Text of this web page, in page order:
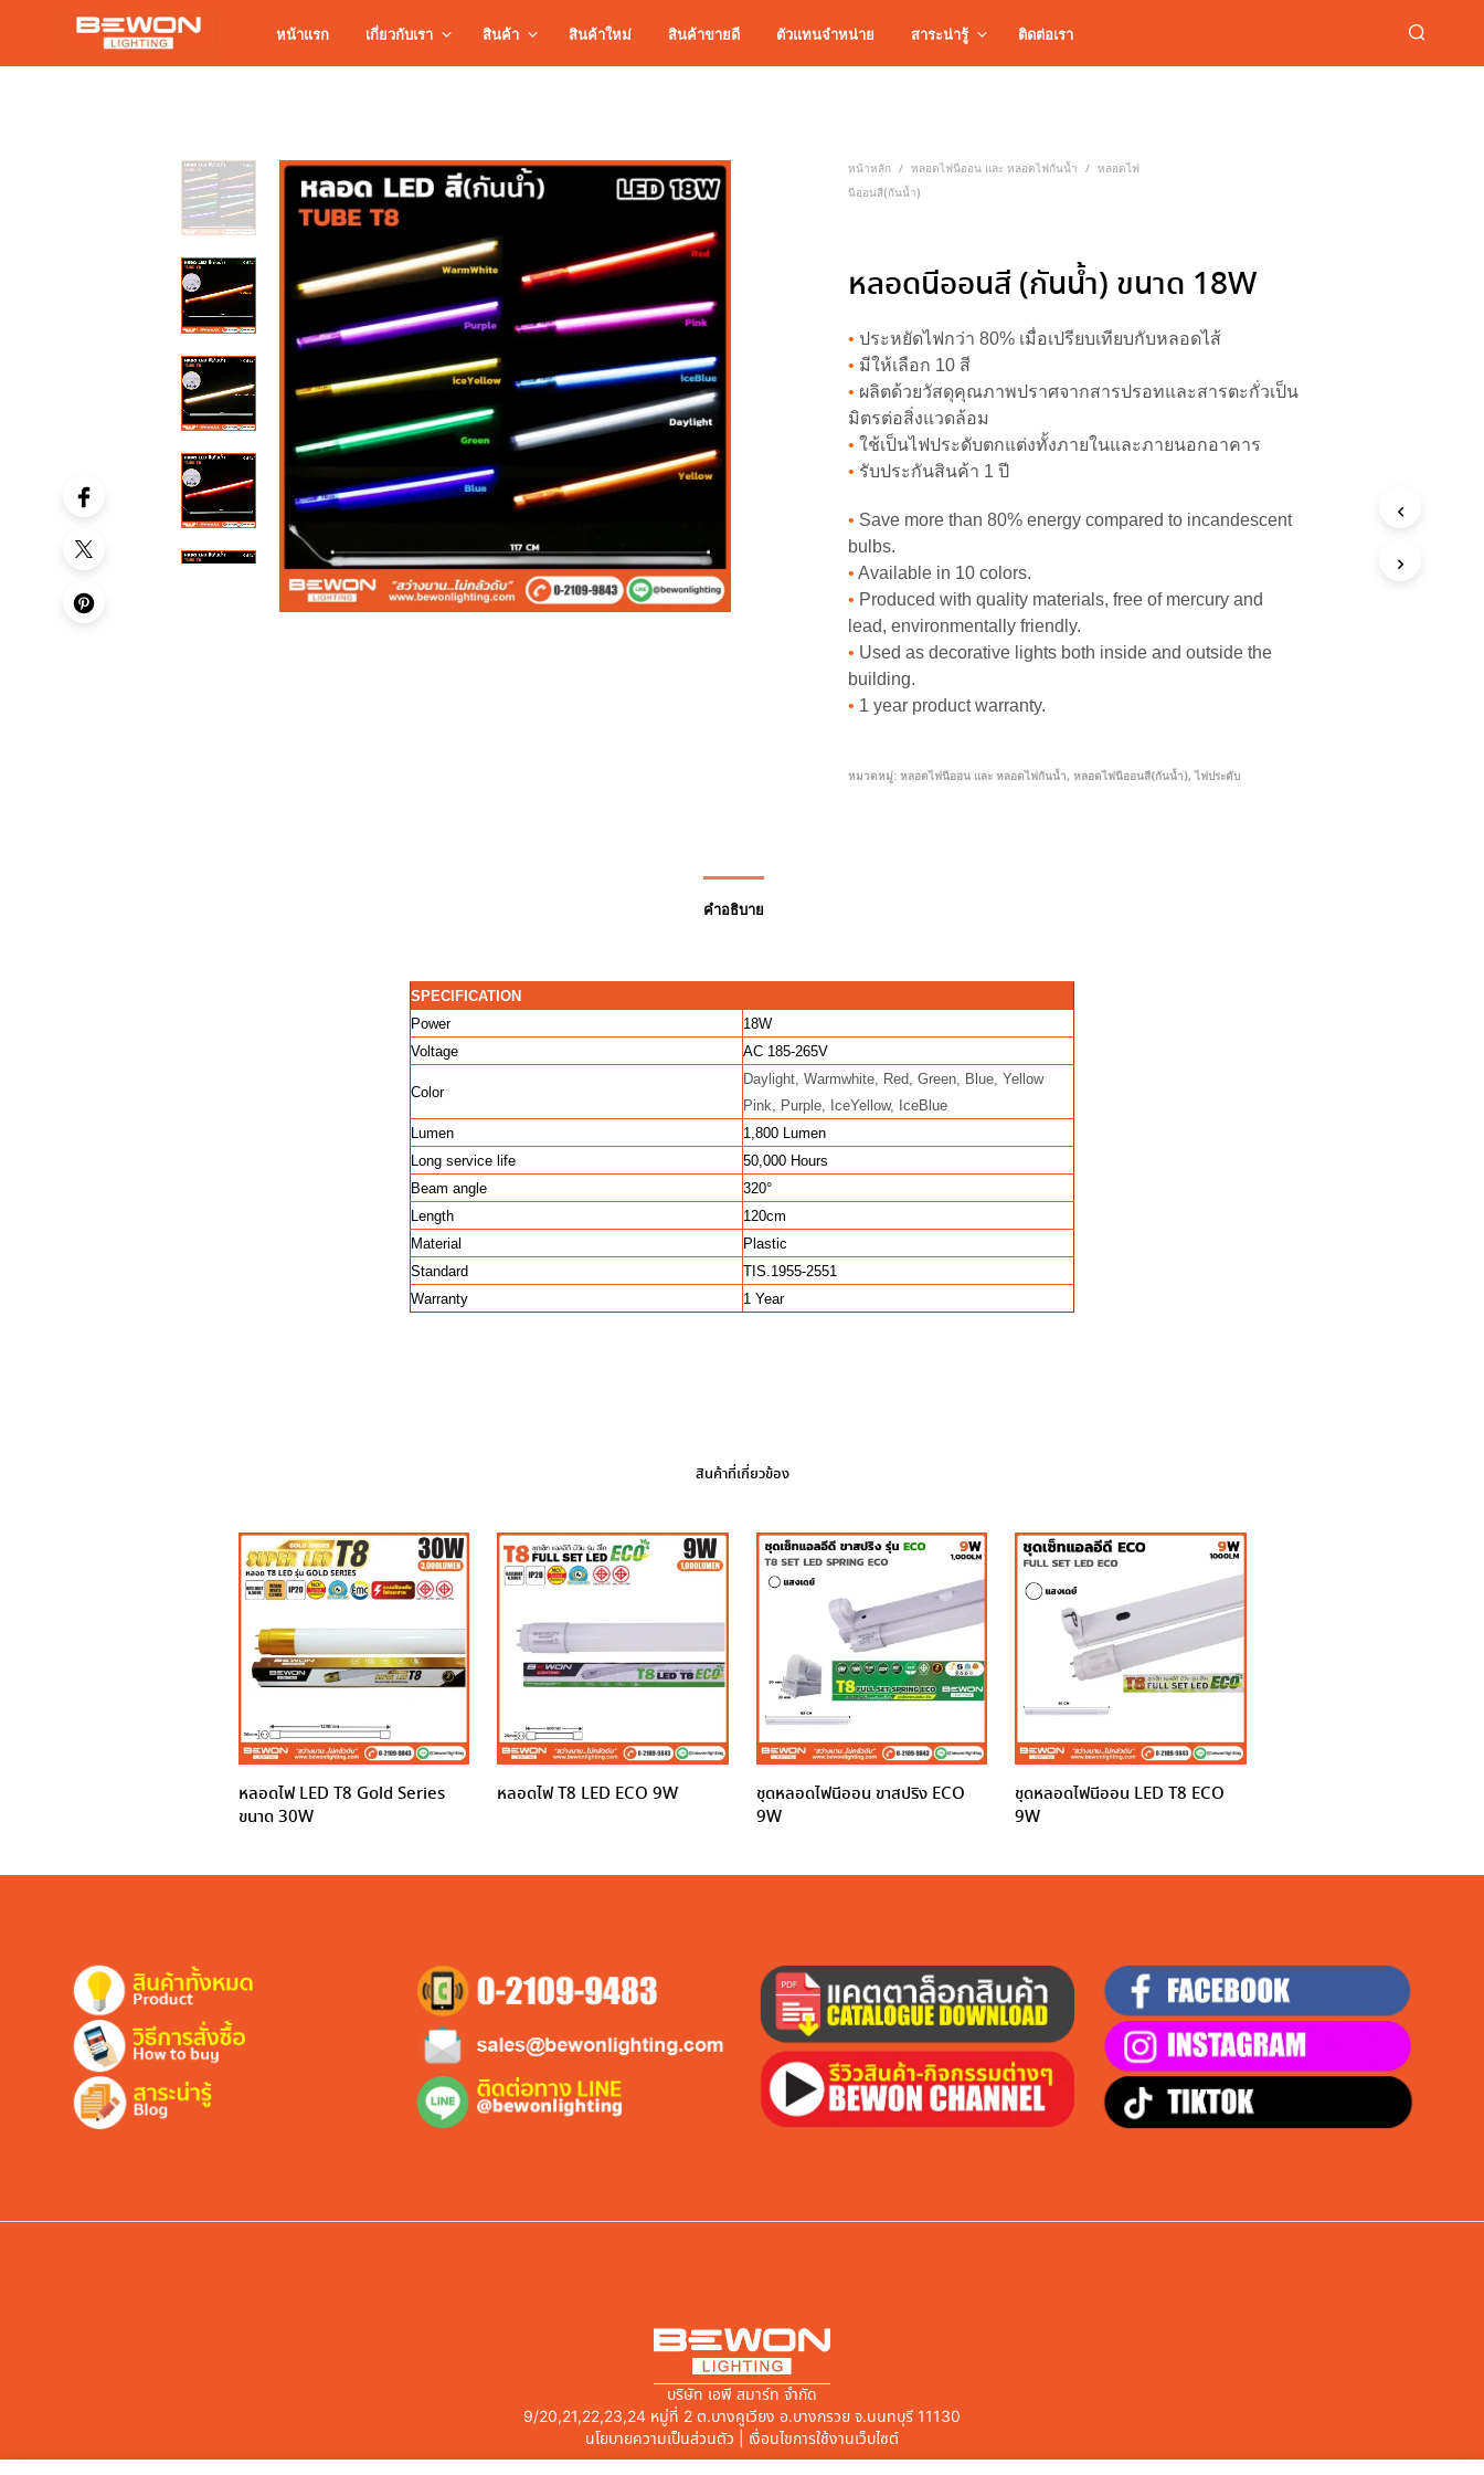
หน้าแรก เกี่ยวกับเรา สินค้า สินค้าใหม่ สินค้าขายดี ตัวแทนจำหน่าย สาระน่ารู้ ติดต่อเรา
หน้าหลัก / หลอดไฟนีออน และ หลอดไฟกันน้ำ / หลอดไฟ
นีออนสี(กันน้ำ)
หลอดนีออนสี (กันน้ำ) ขนาด 18W
• ประหยัดไฟกว่า 80% เมื่อเปรียบเทียบกับหลอดไส้
• มีให้เลือก 10 สี
• ผลิตด้วยวัสดุคุณภาพปราศจากสารปรอทและสารตะกั่วเป็น
มิตรต่อสิ่งแวดล้อม
• ใช้เป็นไฟประดับตกแต่งทั้งภายในและภายนอกอาคาร
• รับประกันสินค้า 1 ปี
• Save more than 80% energy compared to incandescent
bulbs.
• Available in 10 colors.
• Produced with quality materials, free of mercury and
lead, environmentally friendly.
• Used as decorative lights both inside and outside the
building.
• 1 year product warranty.
หมวดหมู่:หลอดไฟนีออน และ หลอดไฟกันน้ำ,หลอดไฟนีออนสี(กันน้ำ),ไฟประดับ
คำอธิบาย
SPECIFICATION
Power
18W
Voltage
AC 185-265V
Color
Daylight, Warmwhite, Red, Green, Blue, Yellow
Pink, Purple, IceYellow, IceBlue
Lumen
1,800 Lumen
Long service life
50,000 Hours
Beam angle
320°
Length
120cm
Material
Plastic
Standard
TIS.1955-2551
Warranty
1 Year
สินค้าที่เกี่ยวข้อง
หลอดไฟ LED T8 Gold Series
ขนาด 30W
หลอดไฟ T8 LED ECO 9W
ชุดหลอดไฟนีออน ขาสปริง ECO
9W
ชุดหลอดไฟนีออน LED T8 ECO
9W
บริษัท เอพี สมาร์ท จำกัด
9/20,21,22,23,24 หมู่ที่ 2 ต.บางคูเวียง อ.บางกรวย จ.นนทบุรี 11130
นโยบายความเป็นส่วนตัว | เงื่อนไขการใช้งานเว็บไซต์